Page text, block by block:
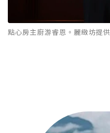
點心房主廚游睿恩。麗緻坊提供